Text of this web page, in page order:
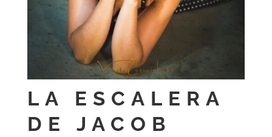
LA ESCALERA
DE JACOB